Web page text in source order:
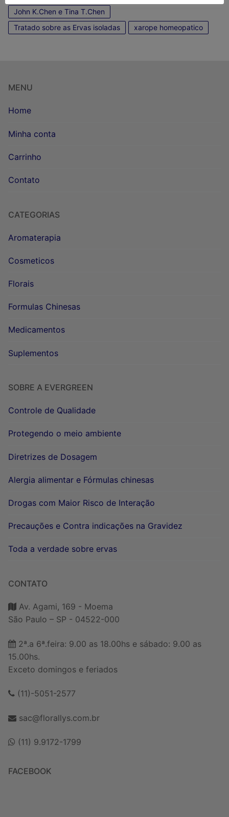
John K.Chen e Tina T.Chen
Tratado sobre as Ervas isoladas
xarope homeopatico
MENU
Home
Minha conta
Carrinho
Contato
CATEGORIAS
Aromaterapia
Cosmeticos
Florais
Formulas Chinesas
Medicamentos
Suplementos
SOBRE A EVERGREEN
Controle de Qualidade
Protegendo o meio ambiente
Diretrizes de Dosagem
Alergia alimentar e Fórmulas chinesas
Drogas com Maior Risco de Interação
Precauções e Contra indicações na Gravidez
Toda a verdade sobre ervas
CONTATO
Av. Agami, 169 - Moema
São Paulo – SP - 04522-000
2ª.a 6ª.feira: 9.00 as 18.00hs e sábado: 9.00 as
15.00hs.
Exceto domingos e feriados
(11)-5051-2577
sac@florallys.com.br
(11) 9.9172-1799
FACEBOOK